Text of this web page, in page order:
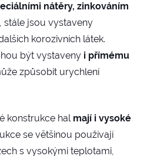
nátěry, zinkováním
, stále jsou vystaveny
korozivních látek.
být vystaveny i přímému
způsobit urychlení
konstrukce hal mají i vysoké
se většinou používají
s vysokými teplotami,